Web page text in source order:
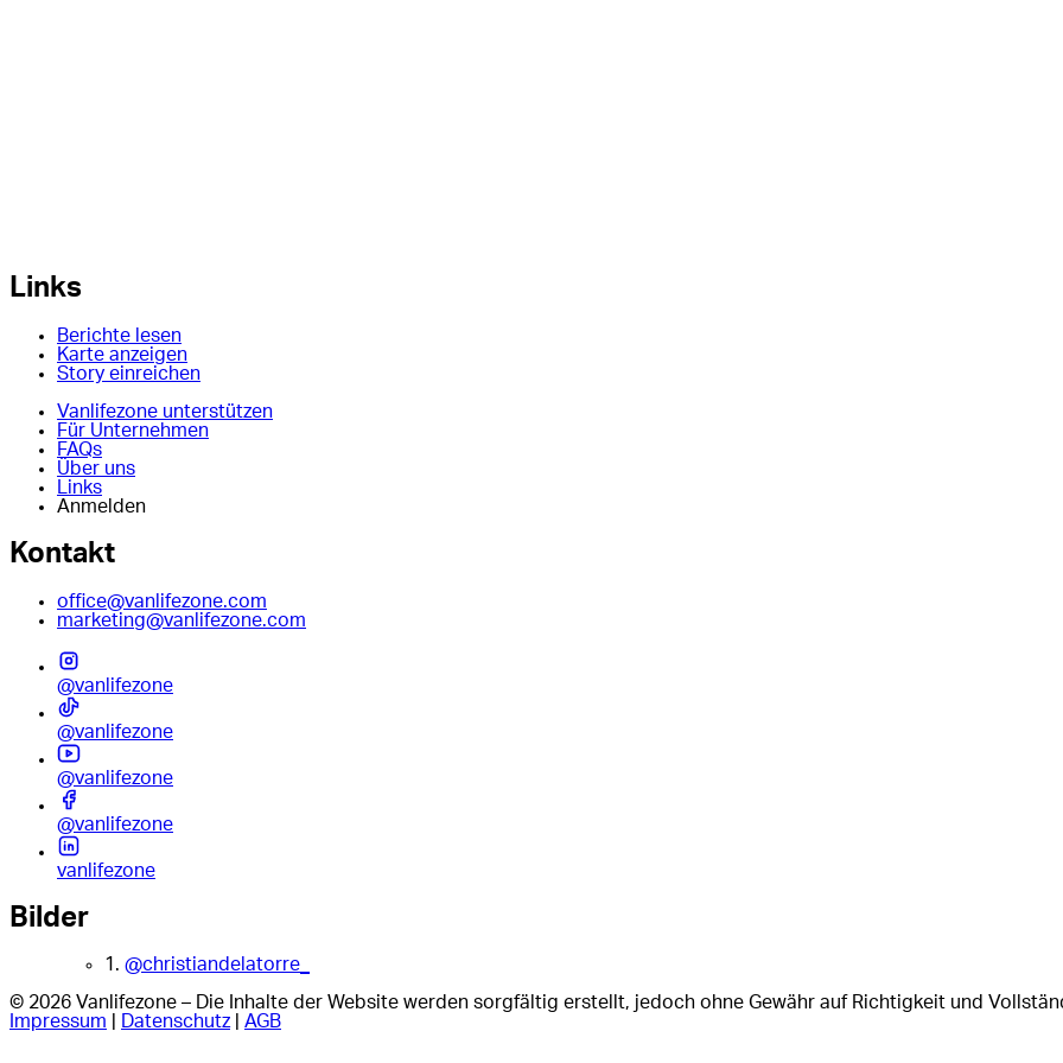
Links
Berichte lesen
Karte anzeigen
Story einreichen
Vanlifezone unterstützen
Für Unternehmen
FAQs
Über uns
Links
Anmelden
Kontakt
office@vanlifezone.com
marketing@vanlifezone.com
@vanlifezone
@vanlifezone
@vanlifezone
@vanlifezone
vanlifezone
Bilder
1. @christiandelatorre_
© 2026 Vanlifezone – Die Inhalte der Website werden sorgfältig erstellt, jedoch ohne Gewähr auf Richtigkeit und
Impressum
Datenschutz| AGB